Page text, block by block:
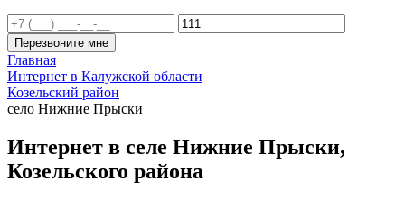
Перезвоните мне
Главная
Интернет в Калужской области
Козельский район
село Нижние Прыски
Интернет в селе Нижние Прыски,
Козельского района